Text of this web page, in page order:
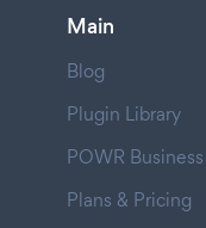
Main
Blog
Plugin Library
POWR Business
Plans & Pricing